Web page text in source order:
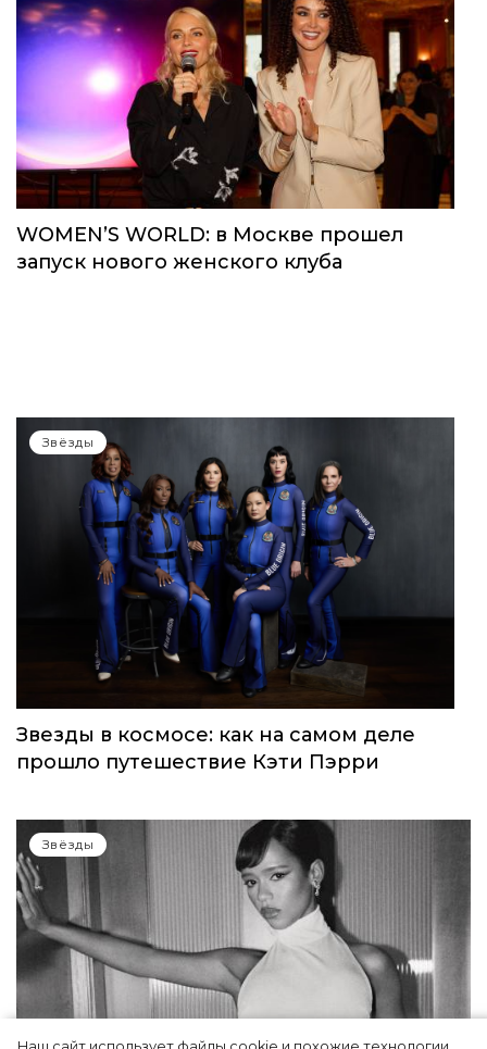
WOMEN’S WORLD: в Москве прошел
запуск нового женского клуба
Звёзды
Звезды в космосе: как на самом деле
прошло путешествие Кэти Пэрри
Звёзды